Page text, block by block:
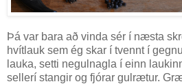
Þá var bara að vinda sér í næsta
hvítlauk sem ég skar í tvennt í
lauka, setti negulnagla í einn
sellerí stangir og fjórar gulrætur.